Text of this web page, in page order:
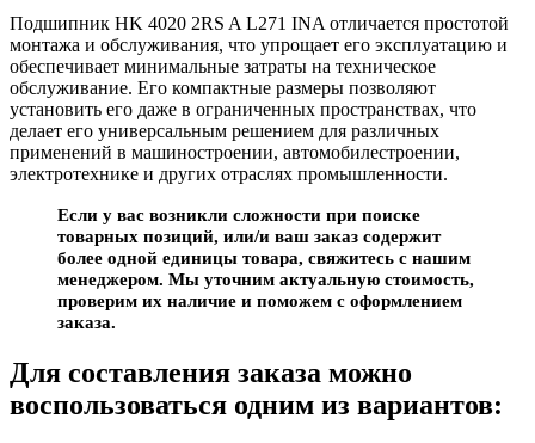
Подшипник HK 4020 2RS A L271 INA отличается простотой
монтажа и обслуживания, что упрощает его эксплуатацию и
обеспечивает минимальные затраты на техническое
обслуживание. Его компактные размеры позволяют
установить его даже в ограниченных пространствах, что
делает его универсальным решением для различных
применений в машиностроении, автомобилестроении,
электротехнике и других отраслях промышленности.
Если у вас возникли сложности при поиске
товарных позиций, или/и ваш заказ содержит
более одной единицы товара, свяжитесь с нашим
менеджером. Мы уточним актуальную стоимость,
проверим их наличие и поможем с оформлением
заказа.
Для составления заказа можно
воспользоваться одним из вариантов: